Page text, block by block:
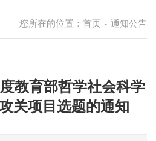
您所在的位置： 首页 - 通知公告
教育部哲学社会科学
关项目选题的通知